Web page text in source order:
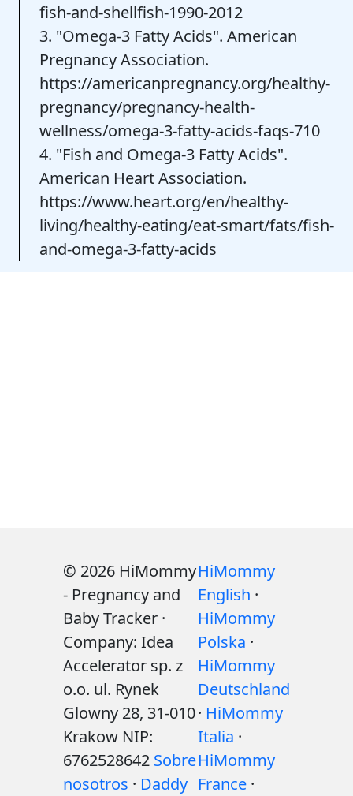
fish-and-shellfish-1990-2012
3. "Omega-3 Fatty Acids". American
Pregnancy Association.
https://americanpregnancy.org/healthy-
pregnancy/pregnancy-health-
wellness/omega-3-fatty-acids-faqs-710
4. "Fish and Omega-3 Fatty Acids".
American Heart Association.
https://www.heart.org/en/healthy-
living/healthy-eating/eat-smart/fats/fish-
and-omega-3-fatty-acids
© 2026 HiMommy
- Pregnancy and
Baby Tracker ·
Company: Idea
Accelerator sp. z
o.o. ul. Rynek
Glowny 28, 31-010
Krakow NIP:
6762528642 Sobre
nosotros · Daddy
HiMommy
English ·
HiMommy
Polska ·
HiMommy
Deutschland
· HiMommy
Italia ·
HiMommy
France ·